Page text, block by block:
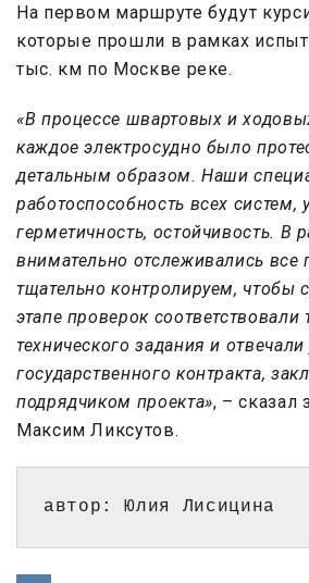
На первом маршруте будут
которые прошли в рамках
тыс. км по Москве реке.
«В процессе швартовых и
каждое электросудно было
детальным образом. Наши
работоспособность всех систем,
герметичность, остойчивость. В
внимательно отслеживались
тщательно контролируем, чтобы
этапе проверок соответствовали
технического задания и
государственного контракта,
подрядчиком проекта», –
Максим Ликсутов.
автор: Юлия Лисицина